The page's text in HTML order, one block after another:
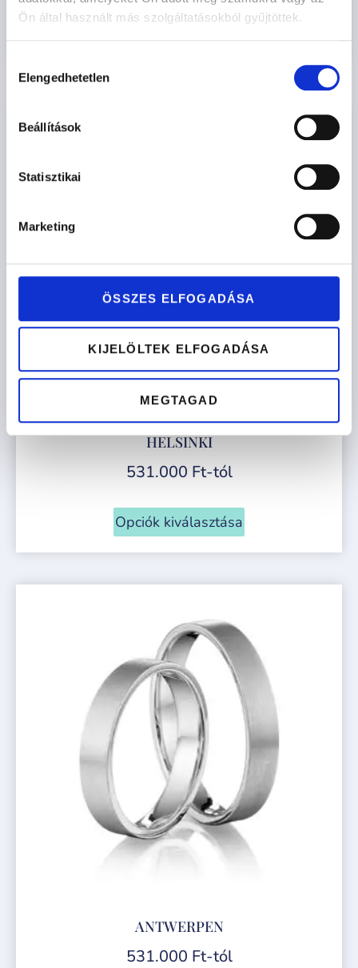
Ön által használt más szolgáltatásokból gyűjtöttek.
kiválasztása
Elengedhetetlen
Beállítások
Statisztikai
Marketing
ÖSSZES ELFOGADÁSA
KIJELÖLTEK ELFOGADÁSA
MEGTAGAD
HELSINKI
531.000 Ft-tól
Opciók kiválasztása
ANTWERPEN
531.000 Ft-tól